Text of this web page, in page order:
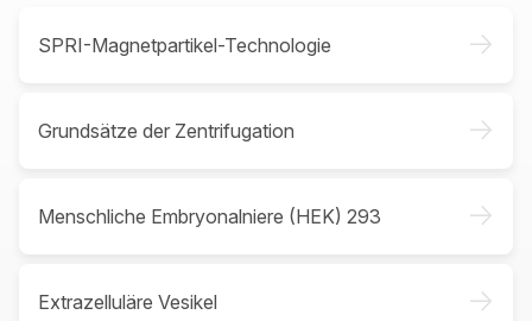
SPRI-Magnetpartikel-Technologie ->
Grundsätze der Zentrifugation ->
Menschliche Embryonalniere (HEK) 293 ->
Extrazelluläre Vesikel ->